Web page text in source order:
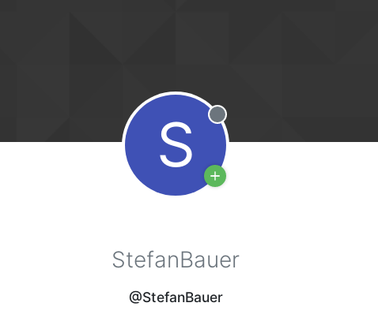
S Offline
StefanBauer
@StefanBauer